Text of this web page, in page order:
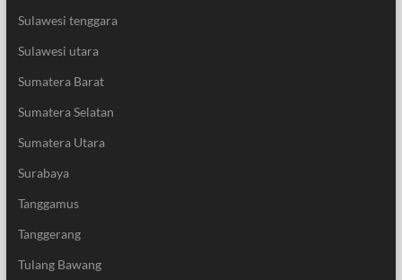
Sulawesi tenggara
Sulawesi utara
Sumatera Barat
Sumatera Selatan
Sumatera Utara
Surabaya
Tanggamus
Tanggerang
Tulang Bawang